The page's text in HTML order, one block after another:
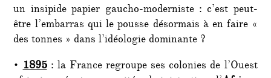
un insipide papier gaucho-moderniste : c’est peut-
être l’embarras qui le pousse désormais à en faire «
des tonnes » dans l’idéologie dominante ?
•1895 : la France regroupe ses colonies de l’Ouest